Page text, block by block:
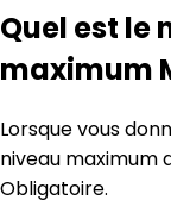
Quel est le
maximum
Lorsque vous
niveau maximum
Obligatoire.